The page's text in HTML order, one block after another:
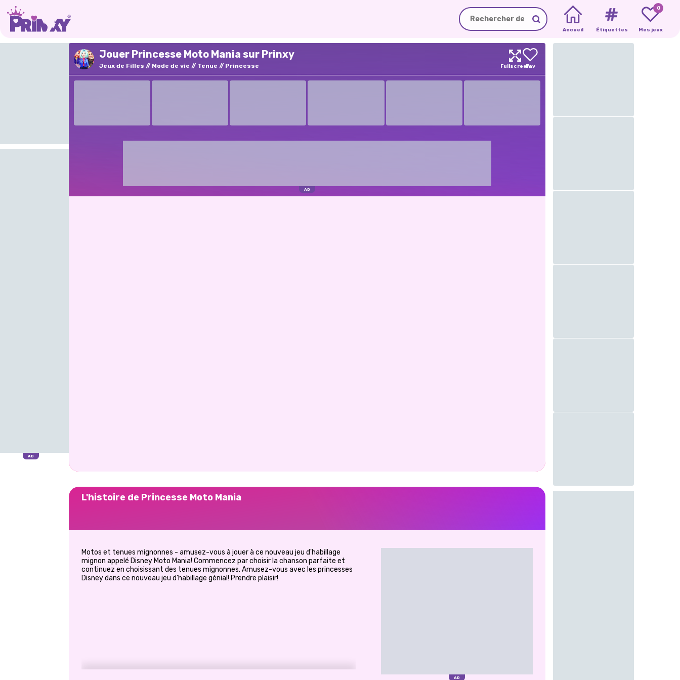
Accueil Étiquettes
0
Mes jeux
Jouer Princesse Moto Mania sur Prinxy
Jeux de Filles Mode de vie Tenue Princesse
L'histoire de Princesse Moto Mania
Motos et tenues mignonnes - amusez-vous à jouer à ce nouveau jeu d'habillage
mignon appelé Disney Moto Mania! Commencez par choisir la chanson parfaite et
continuez en choisissant des tenues mignonnes. Amusez-vous avec les princesses
Disney dans ce nouveau jeu d'habillage génial! Prendre plaisir!